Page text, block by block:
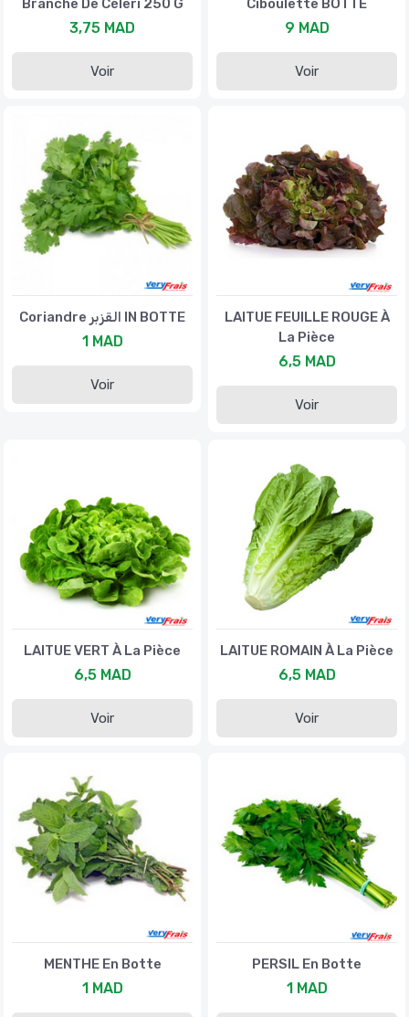
Branche De Céleri 250 G
3,75 MAD
Voir
Ciboulette BOTTE
9 MAD
Voir
Coriandre القزبر IN BOTTE
1 MAD
Voir
LAITUE FEUILLE ROUGE À
La Pièce
6,5 MAD
Voir
LAITUE VERT À La Pièce
6,5 MAD
Voir
LAITUE ROMAIN À La Pièce
6,5 MAD
Voir
MENTHE En Botte
1 MAD
PERSIL En Botte
1 MAD